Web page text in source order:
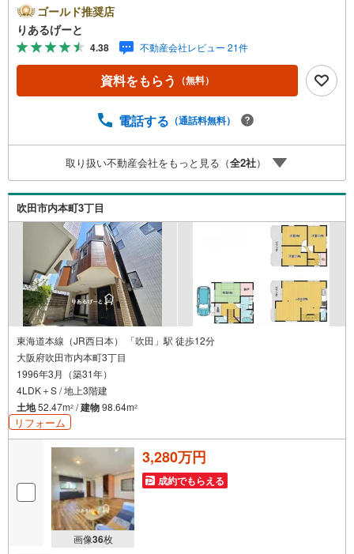
路線が利用可能で通勤便利♪■物件検討中のお客さま！ちょ
っと見学してみたいだけなどでも内覧可能です！売主さま
の都合等で見学ができない場合がございます。お気軽に
「りあるげーと」までお問合わせ下さい！■「りあるげー
と」が選ばれるポイント！■年中休まず営業中！いつでも対
応致します！・営業時間:9:00～21:00上記の時間帯は、お
相談、承ります！■【無料送迎】「小さなお子さまをつれて
ご相談ください！営業スタッフがご自宅に伺って送迎致し
ます！【リフォーム相談】資格を持った専門スタッフがお
悩みに合わせてお話をうかがい、お客さまにぴったりの提
案を行います！■その他:物件相談、住宅ローン相談、ご質
問、気になること、何でもお気軽にご相談ください！
ゴールド推奨店
りあるげーと
4.38 不動産会社レビュー 21件
資料をもらう （無料）
電話する （通話料無料）
取り扱い不動産会社をもっと見る（全2社）
吹田市内本町3丁目
東海道本線（JR西日本） 「吹田」駅 徒歩12分
大阪府吹田市内本町3丁目
1996年3月（築31年）
4LDK＋S / 地上3階建
土地52.47m2 /建物98.64m2
リフォーム
画像36枚
3,280万円
成約でもらえる